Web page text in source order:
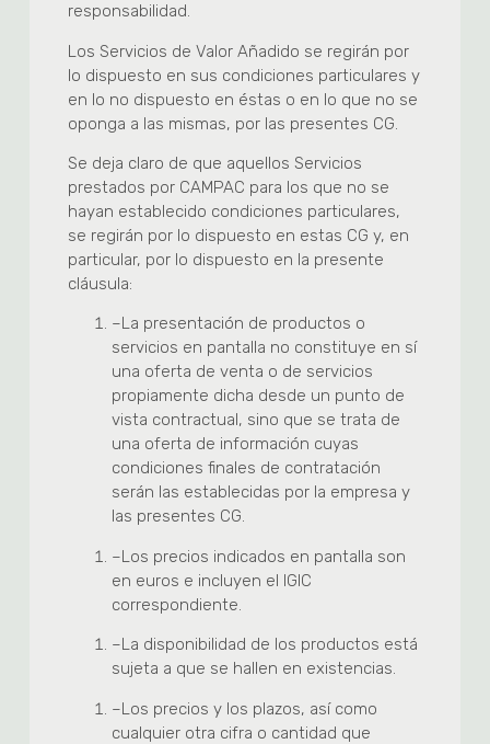
responsabilidad.
Los Servicios de Valor Añadido se regirán por
lo dispuesto en sus condiciones particulares y
en lo no dispuesto en éstas o en lo que no se
oponga a las mismas, por las presentes CG.
Se deja claro de que aquellos Servicios
prestados por CAMPAC para los que no se
hayan establecido condiciones particulares,
se regirán por lo dispuesto en estas CG y, en
particular, por lo dispuesto en la presente
cláusula:
–La presentación de productos o
servicios en pantalla no constituye en sí
una oferta de venta o de servicios
propiamente dicha desde un punto de
vista contractual, sino que se trata de
una oferta de información cuyas
condiciones finales de contratación
serán las establecidas por la empresa y
las presentes CG.
–Los precios indicados en pantalla son
en euros e incluyen el IGIC
correspondiente.
–La disponibilidad de los productos está
sujeta a que se hallen en existencias.
–Los precios y los plazos, así como
cualquier otra cifra o cantidad que